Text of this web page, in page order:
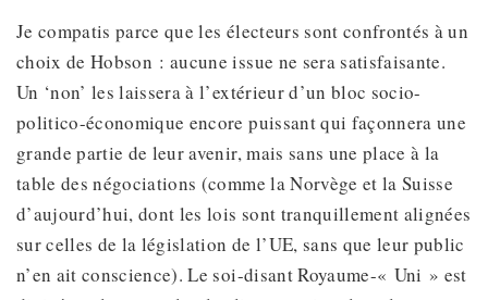
Je compatis parce que les électeurs sont confrontés à un
choix de Hobson : aucune issue ne sera satisfaisante.
Un ‘non’ les laissera à l’extérieur d’un bloc socio-
politico-économique encore puissant qui façonnera une
grande partie de leur avenir, mais sans une place à la
table des négociations (comme la Norvège et la Suisse
d’aujourd’hui, dont les lois sont tranquillement alignées
sur celles de la législation de l’UE, sans que leur public
n’en ait conscience). Le soi-disant Royaume-« Uni » est